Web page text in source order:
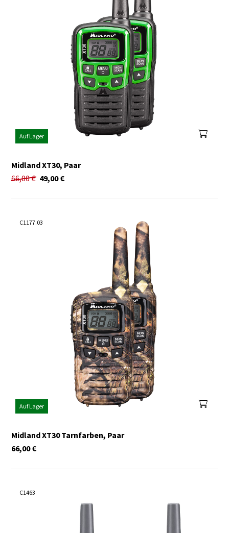
Auf Lager
Midland XT30, Paar
66,00€ €
49,00
C1177.03
Auf Lager
Midland XT30 Tarnfarben, Paar
€
66,00
C1463